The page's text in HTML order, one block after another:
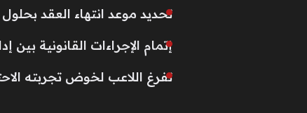
تحديد موعد انتهاء العقد بحلول
إتمام الإجراءات القانونية بين
تفرغ اللاعب لخوض تجربته